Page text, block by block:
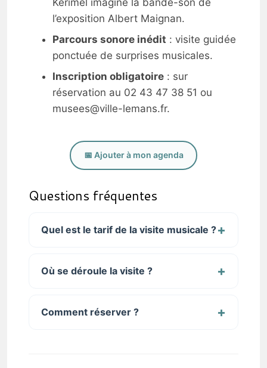
l’exposition Albert Maignan.
Parcours sonore inédit : visite guidée
ponctuée de surprises musicales.
Inscription obligatoire : sur
réservation au 02 43 47 38 51 ou
musees@ville-lemans.fr.
📅 Ajouter à mon agenda
Questions fréquentes
Quel est le tarif de la visite musicale ?
Où se déroule la visite ?
Comment réserver ?